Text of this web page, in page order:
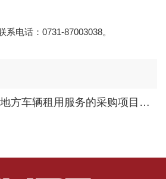
电话：0731-87003038。
学术疗养活动所需地方车辆租用服务的采购项目比价表.xls